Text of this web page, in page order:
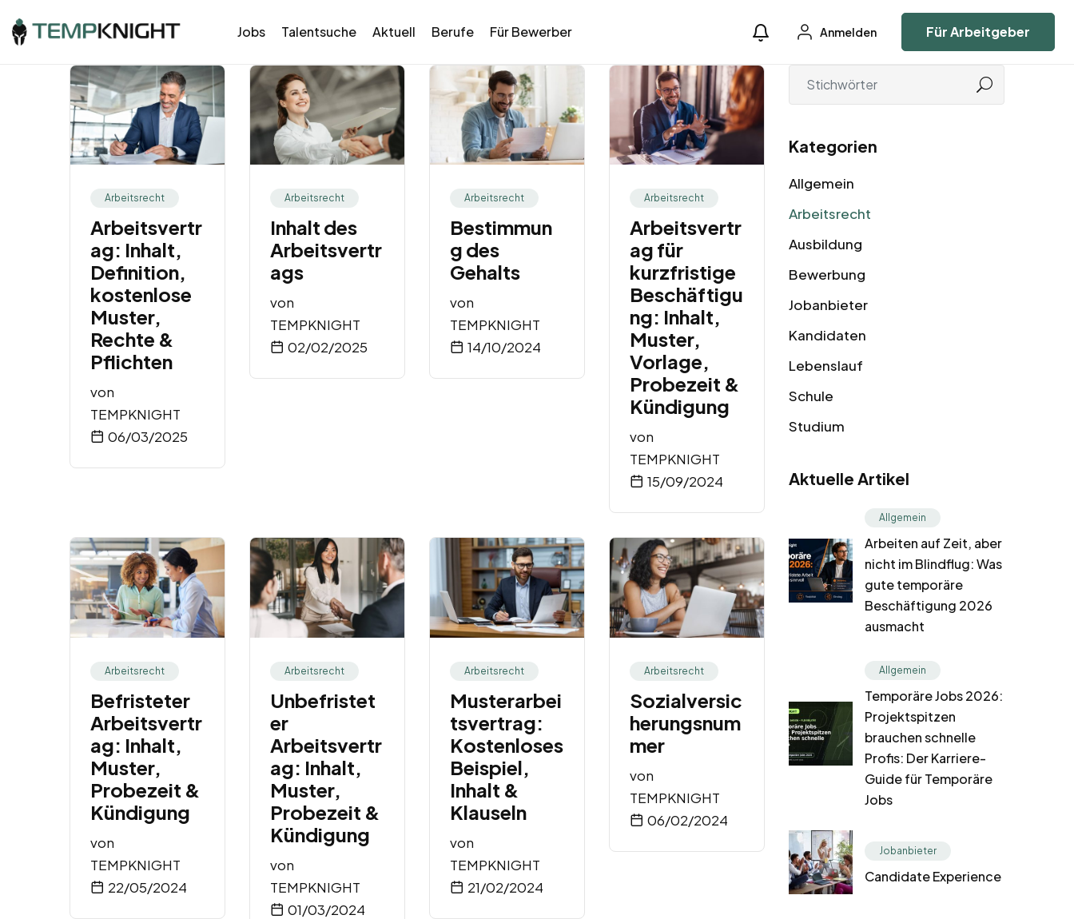
Jobs Talentsuche Aktuell Berufe Für Bewerber Anmelden Für Arbeitgeber
Arbeitsrecht
Arbeitsvertr
ag: Inhalt,
Definition,
kostenlose
Muster,
Rechte &
Pflichten
von
TEMPKNIGHT
06/03/2025
Arbeitsrecht
Inhalt des
Arbeitsvertr
ags
von
TEMPKNIGHT
02/02/2025
Arbeitsrecht
Bestimmun
g des
Gehalts
von
TEMPKNIGHT
14/10/2024
Arbeitsrecht
Arbeitsvertr
ag für
kurzfristige
Beschäftigu
ng: Inhalt,
Muster,
Vorlage,
Probezeit &
Kündigung
von
TEMPKNIGHT
15/09/2024
Arbeitsrecht
Befristeter
Arbeitsvertr
ag: Inhalt,
Muster,
Probezeit &
Kündigung
von
TEMPKNIGHT
22/05/2024
Arbeitsrecht
Unbefristet
er
Arbeitsvertr
ag: Inhalt,
Muster,
Probezeit &
Kündigung
von
TEMPKNIGHT
01/03/2024
Arbeitsrecht
Musterarbei
tsvertrag:
Kostenloses
Beispiel,
Inhalt &
Klauseln
von
TEMPKNIGHT
21/02/2024
Arbeitsrecht
Sozialversic
herungsnum
mer
von
TEMPKNIGHT
06/02/2024
Kategorien
Allgemein
Arbeitsrecht
Ausbildung
Bewerbung
Jobanbieter
Kandidaten
Lebenslauf
Schule
Studium
Aktuelle Artikel
Allgemein
Arbeiten auf Zeit, aber
nicht im Blindflug: Was
gute temporäre
Beschäftigung 2026
ausmacht
Allgemein
Temporäre Jobs 2026:
Projektspitzen
brauchen schnelle
Profis: Der Karriere-
Guide für Temporäre
Jobs
Jobanbieter
Candidate Experience